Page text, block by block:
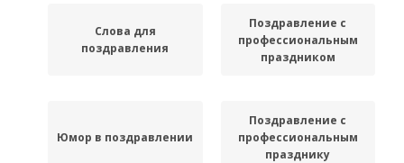
Слова для
поздравления
Поздравление с
профессиональным
праздником
Юмор в поздравлении
Поздравление с
профессиональным
празднику